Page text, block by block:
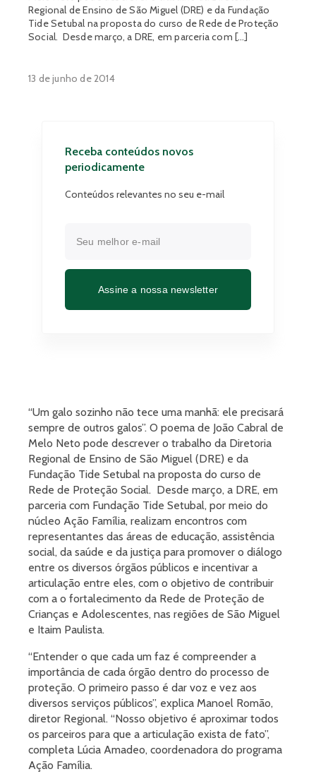
Regional de Ensino de São Miguel (DRE) e da Fundação
Tide Setubal na proposta do curso de Rede de Proteção
Social. Desde março, a DRE, em parceria com […]
13 de junho de 2014
“Um galo sozinho não tece uma manhã: ele precisará
sempre de outros galos”. O poema de João Cabral de
Melo Neto pode descrever o trabalho da Diretoria
Regional de Ensino de São Miguel (DRE) e da
Fundação Tide Setubal na proposta do curso de
Rede de Proteção Social. Desde março, a DRE, em
parceria com Fundação Tide Setubal, por meio do
núcleo Ação Família, realizam encontros com
representantes das áreas de educação, assistência
social, da saúde e da justiça para promover o diálogo
entre os diversos órgãos públicos e incentivar a
articulação entre eles, com o objetivo de contribuir
com a o fortalecimento da Rede de Proteção de
Crianças e Adolescentes, nas regiões de São Miguel
e Itaim Paulista.
“Entender o que cada um faz é compreender a
importância de cada órgão dentro do processo de
proteção. O primeiro passo é dar voz e vez aos
diversos serviços públicos”, explica Manoel Romão,
diretor Regional. “Nosso objetivo é aproximar todos
os parceiros para que a articulação exista de fato”,
completa Lúcia Amadeo, coordenadora do programa
Ação Família.
Receba conteúdos novos
periodicamente
Conteúdos relevantes no seu e-mail
Assine a nossa newsletter